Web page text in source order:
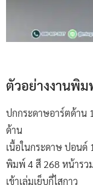
ตัวอย่างงานพิ
ปกกระดาษอาร์ตด้าน
ด้าน
เนื้อในกระดาษ ปอนด์
พิมพ์ 4 สี 268 หน้ารว
เข้าเล่มเย็บกี่ไสกาว